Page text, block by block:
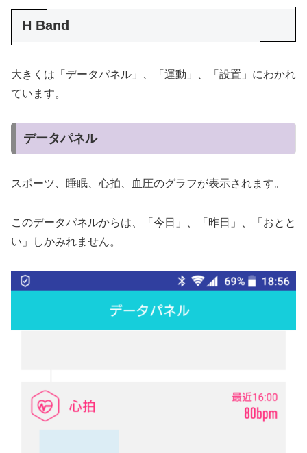
H Band
大きくは「データパネル」、「運動」、「設置」にわかれ
ています。
データパネル
スポーツ、睡眠、心拍、血圧のグラフが表示されます。
このデータパネルからは、「今日」、「昨日」、「おとと
い」しかみれません。